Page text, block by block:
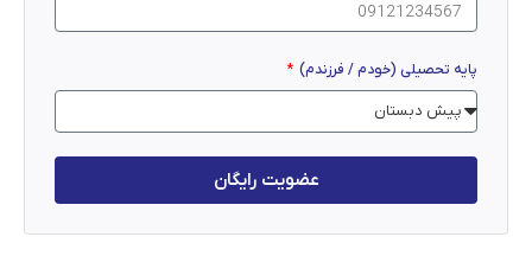
پایه تحصیلی (خودم / فرزندم)
عضویت رایگان